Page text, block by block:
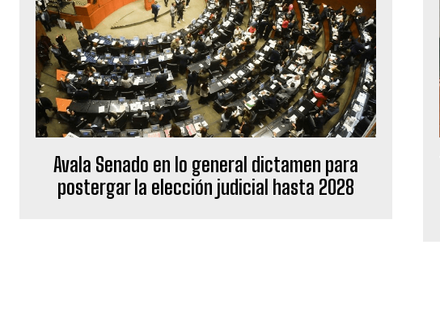
Avala Senado en lo general dictamen para
postergar la elección judicial hasta 2028